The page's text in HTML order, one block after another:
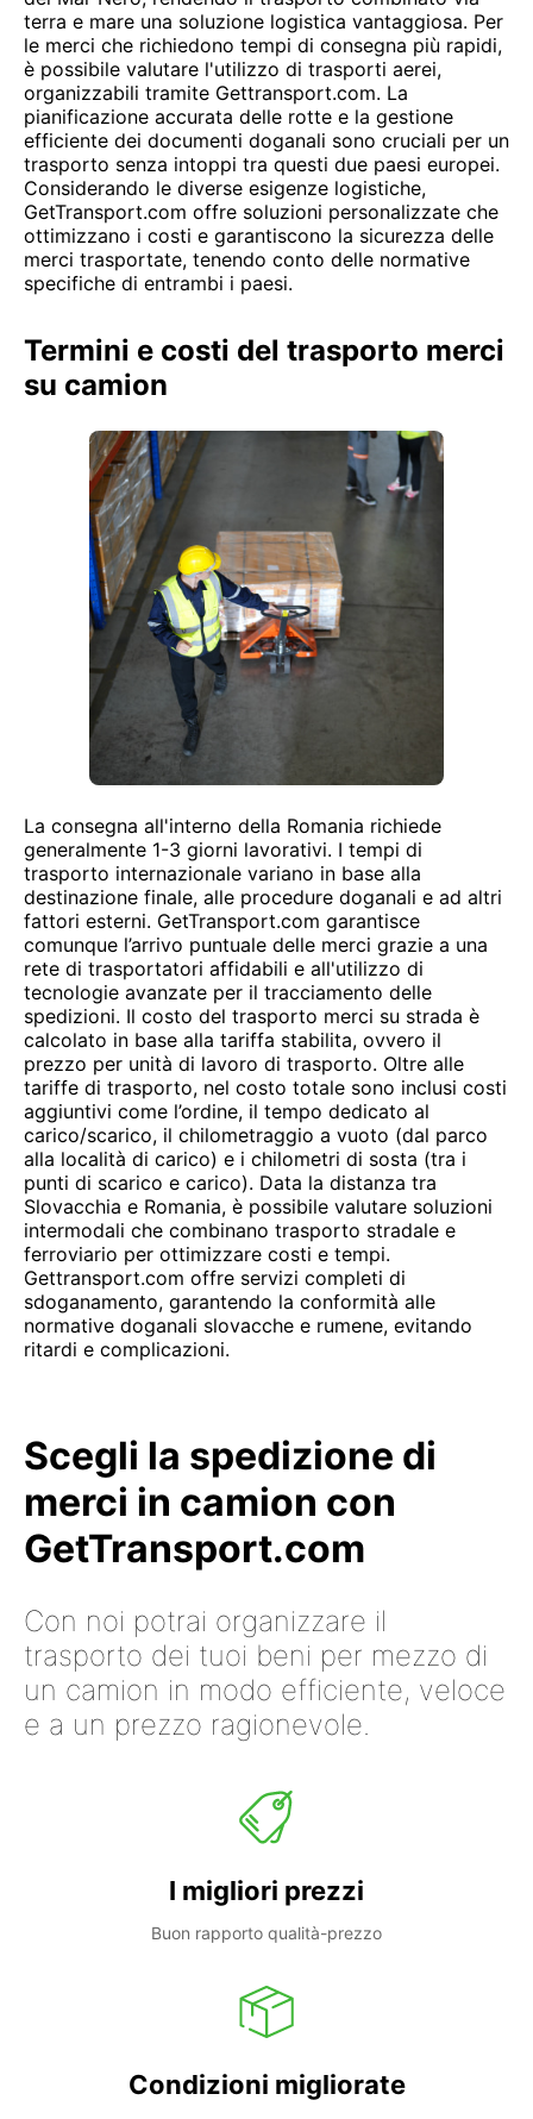
terra e mare una soluzione logistica vantaggiosa. Per
le merci che richiedono tempi di consegna più rapidi,
è possibile valutare l'utilizzo di trasporti aerei,
organizzabili tramite Gettransport.com. La
pianificazione accurata delle rotte e la gestione
efficiente dei documenti doganali sono cruciali per un
trasporto senza intoppi tra questi due paesi europei.
Considerando le diverse esigenze logistiche,
GetTransport.com offre soluzioni personalizzate che
ottimizzano i costi e garantiscono la sicurezza delle
merci trasportate, tenendo conto delle normative
specifiche di entrambi i paesi.
Termini e costi del trasporto merci
su camion
La consegna all'interno della Romania richiede
generalmente 1-3 giorni lavorativi. I tempi di
trasporto internazionale variano in base alla
destinazione finale, alle procedure doganali e ad altri
fattori esterni. GetTransport.com garantisce
comunque l’arrivo puntuale delle merci grazie a una
rete di trasportatori affidabili e all'utilizzo di
tecnologie avanzate per il tracciamento delle
spedizioni. Il costo del trasporto merci su strada è
calcolato in base alla tariffa stabilita, ovvero il
prezzo per unità di lavoro di trasporto. Oltre alle
tariffe di trasporto, nel costo totale sono inclusi costi
aggiuntivi come l’ordine, il tempo dedicato al
carico/scarico, il chilometraggio a vuoto (dal parco
alla località di carico) e i chilometri di sosta (tra i
punti di scarico e carico). Data la distanza tra
Slovacchia e Romania, è possibile valutare soluzioni
intermodali che combinano trasporto stradale e
ferroviario per ottimizzare costi e tempi.
Gettransport.com offre servizi completi di
sdoganamento, garantendo la conformità alle
normative doganali slovacche e rumene, evitando
ritardi e complicazioni.
Scegli la spedizione di
merci in camion con
GetTransport.com
Con noi potrai organizzare il
trasporto dei tuoi beni per mezzo di
un camion in modo efficiente, veloce
e a un prezzo ragionevole.
I migliori prezzi
Buon rapporto qualità-prezzo
Condizioni migliorate